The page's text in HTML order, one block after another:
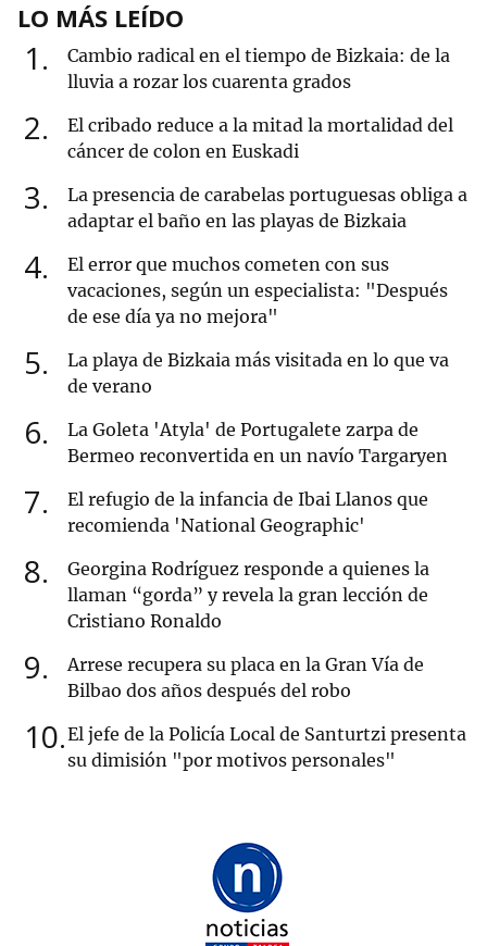
LO MÁS LEÍDO
1
Cambio radical en el tiempo de Bizkaia: de la
lluvia a rozar los cuarenta grados
2
El cribado reduce a la mitad la mortalidad del
cáncer de colon en Euskadi
3
La presencia de carabelas portuguesas obliga a
adaptar el baño en las playas de Bizkaia
4
El error que muchos cometen con sus
vacaciones, según un especialista: "Después
de ese día ya no mejora"
5
La playa de Bizkaia más visitada en lo que va
de verano
6
La Goleta 'Atyla' de Portugalete zarpa de
Bermeo reconvertida en un navío Targaryen
7
El refugio de la infancia de Ibai Llanos que
recomienda 'National Geographic'
8
Georgina Rodríguez responde a quienes la
llaman “gorda” y revela la gran lección de
Cristiano Ronaldo
9
Arrese recupera su placa en la Gran Vía de
Bilbao dos años después del robo
10 El jefe de la Policía Local de Santurtzi presenta
su dimisión "por motivos personales"